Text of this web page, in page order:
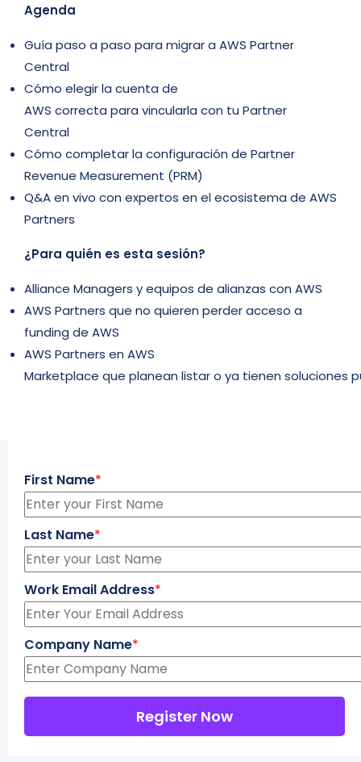
Agenda
Guía paso a paso para migrara AWS Partner
Central
Cómo elegirla cuenta de
AWS correcta para vincularla con tu Partner
Central
Cómo completarla configuración de Partner
Revenue Measurement (PRM)
Q&Aen vivo con expertos en elecosistema de AWS
Partners
¿Para quién es esta sesión?
Alliance Managers yequipos de alianzas con AWS
AWS Partners que no quieren perderacceso a
funding de AWS
AWS Partners en AWS
Marketplace que planean listaro ya tienen soluciones
First Name*
Last Name*
Work Email Address*
Company Name*